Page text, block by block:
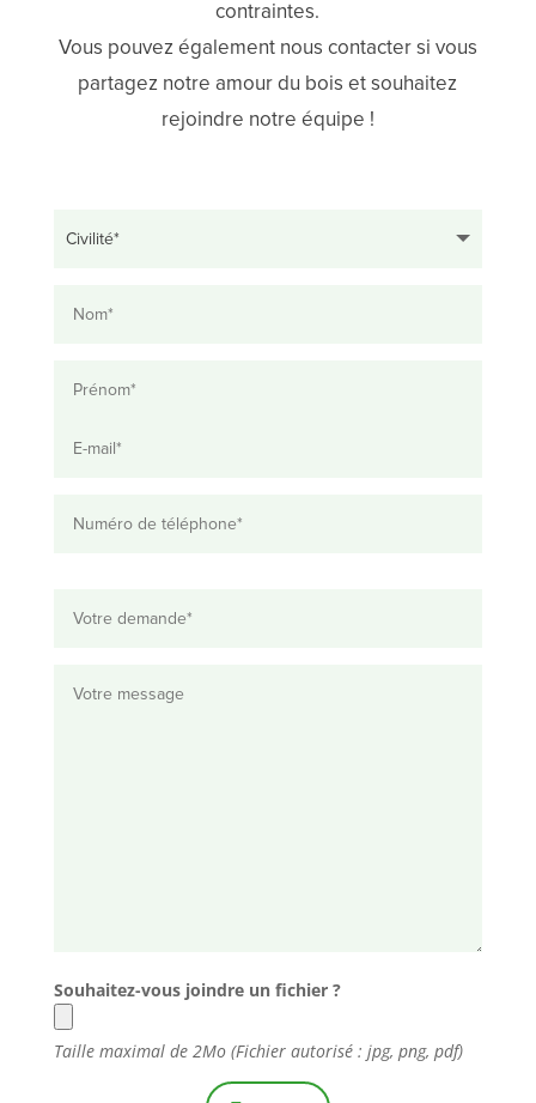
contraintes.
Vous pouvez également nous contacter si vous
partagez notre amour du bois et souhaitez
rejoindre notre équipe !
Souhaitez-vous joindre un fichier ?
Taille maximal de 2Mo (Fichier autorisé : jpg, png, pdf)